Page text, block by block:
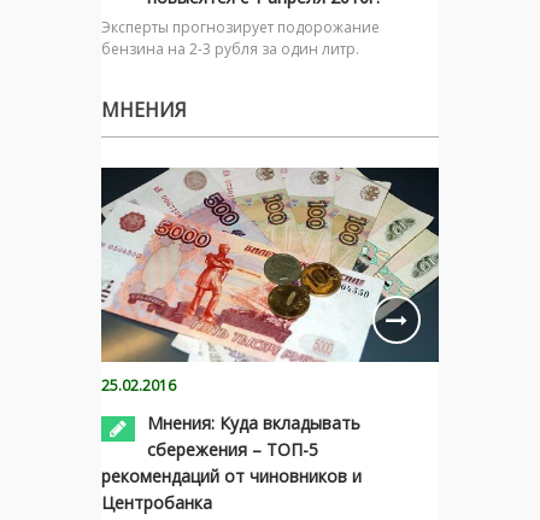
Эксперты прогнозирует подорожание
бензина на 2-3 рубля за один литр.
МНЕНИЯ
25.02.2016
Мнения: Куда вкладывать
сбережения – ТОП-5
рекомендаций от чиновников и
Центробанка